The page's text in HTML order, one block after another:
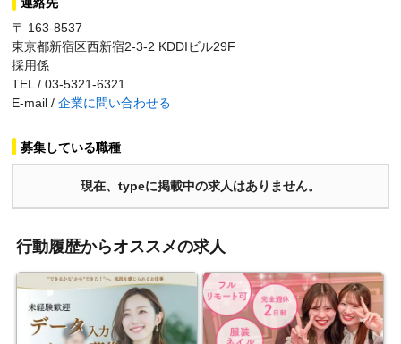
〒 163-8537
東京都新宿区西新宿2-3-2 KDDIビル29F
採用係
TEL / 03-5321-6321
E-mail / 企業に問い合わせる
募集している職種
現在、typeに掲載中の求人はありません。
行動履歴からオススメの求人